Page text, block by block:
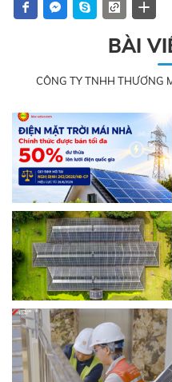
BÀI
CÔNG TY TNHH THƯƠNG